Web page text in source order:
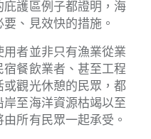
護區例子都證明，海
、見效快的措施。
者並非只有漁業從業
餐飲業者、甚至工程
觀光休憩的民眾，都
至海洋資源枯竭以至
所有民眾一起承受。